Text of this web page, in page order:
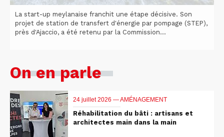
La start-up meylanaise franchit une étape décisive. Son
projet de station de transfert d'énergie par pompage (STEP),
près d'Ajaccio, a été retenu par la Commission...
On en parle
24 juillet 2026 —AMÉNAGEMENT
Réhabilitation du bâti : artisans et
architectes main dans la main